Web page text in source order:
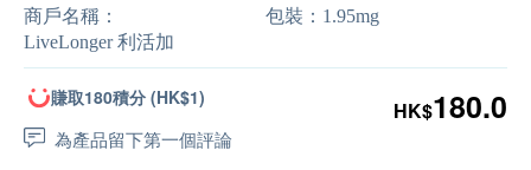
商戶名稱：
LiveLonger 利活加
包裝： 1.95mg
賺取180積分 (HK$1)
為產品留下第一個評論
HK$180.0